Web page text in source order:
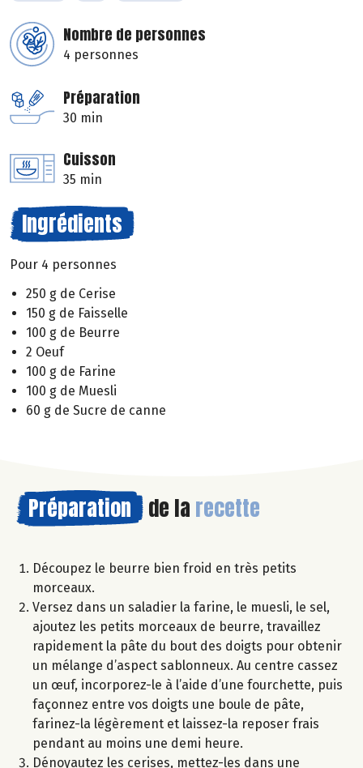
Nombre de personnes
4 personnes
Préparation
30 min
Cuisson
35 min
Ingrédients
Pour 4 personnes
250 g de Cerise
150 g de Faisselle
100 g de Beurre
2 Oeuf
100 g de Farine
100 g de Muesli
60 g de Sucre de canne
Préparation de la recette
Découpez le beurre bien froid en très petits
morceaux.
Versez dans un saladier la farine, le muesli, le sel,
ajoutez les petits morceaux de beurre, travaillez
rapidement la pâte du bout des doigts pour obtenir
un mélange d’aspect sablonneux. Au centre cassez
un œuf, incorporez-le à l’aide d’une fourchette, puis
façonnez entre vos doigts une boule de pâte,
farinez-la légèrement et laissez-la reposer frais
pendant au moins une demi heure.
Dénoyautez les cerises, mettez-les dans une